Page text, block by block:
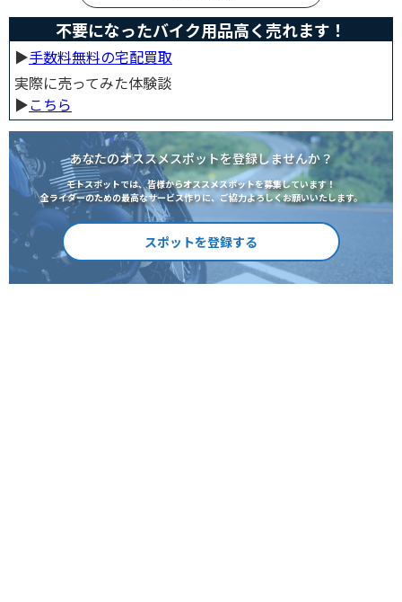
不要になったバイク用品高く売れます！
▶︎手数料無料の宅配買取
実際に売ってみた体験談
▶︎こちら
あなたのオススメスポットを登録しませんか？
モトスポットでは、皆様からオススメスポットを募集しています！
全ライダーのための最高なサービス作りに、ご協力よろしくお願いいたします。
スポットを登録する